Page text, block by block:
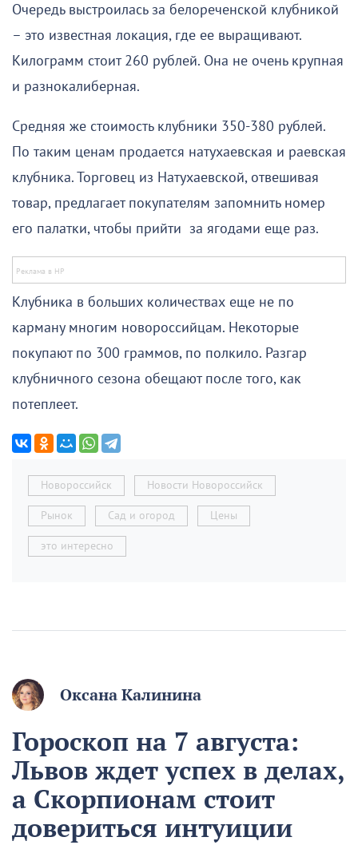
Очередь выстроилась за белореченской клубникой
– это известная локация, где ее выращивают.
Килограмм стоит 260 рублей. Она не очень крупная
и разнокалиберная.
Средняя же стоимость клубники 350-380 рублей.
По таким ценам продается натухаевская и раевская
клубника. Торговец из Натухаевской, отвешивая
товар, предлагает покупателям запомнить номер
его палатки, чтобы прийти за ягодами еще раз.
Клубника в больших количествах еще не по
карману многим новороссийцам. Некоторые
покупают по 300 граммов, по полкило. Разгар
клубничного сезона обещают после того, как
потеплеет.
Новороссийск Новости Новороссийск
Рынок Сад и огород Цены
это интересно
Оксана Калинина
Гороскоп на 7 августа:
Львов ждет успех в делах,
а Скорпионам стоит
довериться интуиции